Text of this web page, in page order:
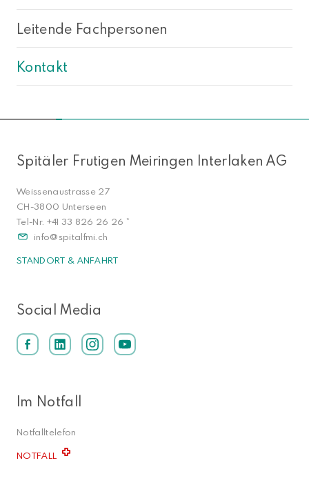
Leitende Fachpersonen
Kontakt
Spitäler Frutigen Meiringen Interlaken AG
Weissenaustrasse 27
CH-3800 Unterseen
Tel-Nr. +41 33 826 26 26 *
info
spitalfmi.ch
STANDORT & ANFAHRT
Social Media
Im Notfall
Notfalltelefon
NOTFALL